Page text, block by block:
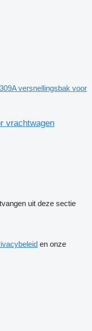
versnellingsbak voor
vrachtwagen
uit deze sectie
en onze